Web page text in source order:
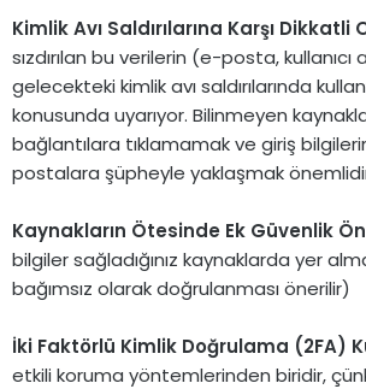
Kimlik Avı Saldırılarına Karşı Dikkatli
sızdırılan bu verilerin (e-posta, kullanıcı
gelecekteki kimlik avı saldırılarında
konusunda uyarıyor. Bilinmeyen
bağlantılara tıklamamak ve giriş
postalara şüpheyle yaklaşmak
Kaynakların Ötesinde Ek Güvenlik
bilgiler sağladığınız kaynaklarda yer
bağımsız olarak doğrulanması önerilir)
İki Faktörlü Kimlik Doğrulama (2FA)
etkili koruma yöntemlerinden biridir,